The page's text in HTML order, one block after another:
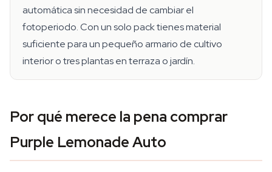
automática sin necesidad de cambiar el
fotoperiodo. Con un solo pack tienes material
suficiente para un pequeño armario de cultivo
interior o tres plantas en terraza o jardín.
Por qué merece la pena comprar
Purple Lemonade Auto